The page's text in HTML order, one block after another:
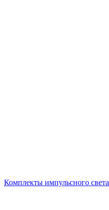
Комплекты импульсного света